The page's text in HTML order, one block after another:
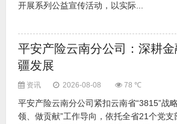
开展系列公益宣传活动，以实际...
平安产险云南分公司：深耕
疆发展
资讯 2026-08-08 78 ℃
平安产险云南分公司紧扣云南省“3815”战
领、做贡献”工作导向，依托全省21个党